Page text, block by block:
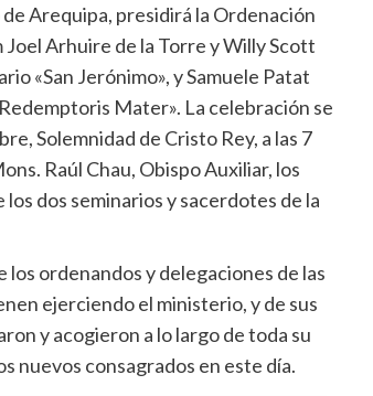
Arequipa, presidirá la Ordenación
Arhuire de la Torre y Willy Scott
«San Jerónimo», y Samuele Patat
Mater». La celebración se
Solemnidad de Cristo Rey, a las 7
Raúl Chau, Obispo Auxiliar, los
dos seminarios y sacerdotes de la
los ordenandos y delegaciones de las
ejerciendo el ministerio, y de sus
y acogieron a lo largo de toda su
nuevos consagrados en este día.